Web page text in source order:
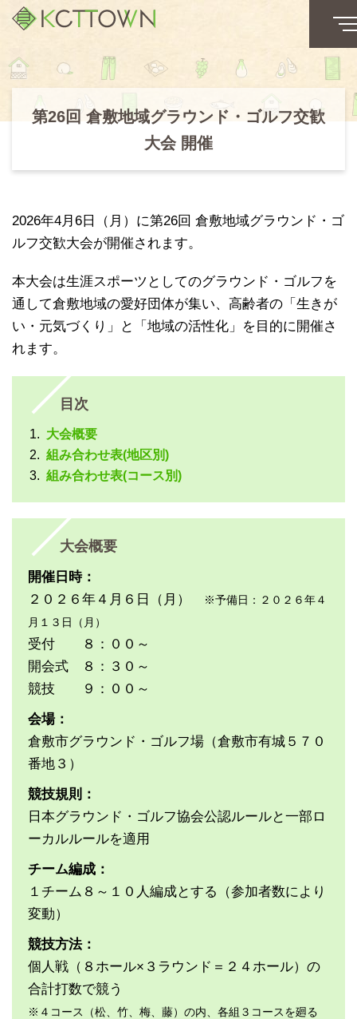
第26回 倉敷地域グラウンド・ゴルフ交歓
大会 開催
2026年4月6日（月）に第26回 倉敷地域グラウンド・ゴ
ルフ交歓大会が開催されます。
本大会は生涯スポーツとしてのグラウンド・ゴルフを
通して倉敷地域の愛好団体が集い、高齢者の「生きが
い・元気づくり」と「地域の活性化」を目的に開催さ
れます。
目次
大会概要
組み合わせ表(地区別)
組み合わせ表(コース別)
大会概要
開催日時：
２０２６年４月６日（月）
※予備日：２０２６年４
月１３日（月）
受付 ８：００～
開会式 ８：３０～
競技 ９：００～
会場：
倉敷市グラウンド・ゴルフ場（倉敷市有城５７０
番地３）
競技規則：
日本グラウンド・ゴルフ協会公認ルールと一部ロ
ーカルルールを適用
チーム編成：
１チーム８～１０人編成とする（参加者数により
変動）
競技方法：
個人戦（８ホール×３ラウンド＝２４ホール）の
合計打数で競う
※４コース（松、竹、梅、藤）の内、各組３コースを廻る